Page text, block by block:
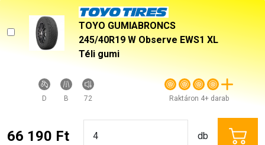
TOYO GUMIABRONCS
245/40R19 W Observe EWS1 XL
Téli gumi
D B 72 Raktáron 4+ darab
66 190 Ft db